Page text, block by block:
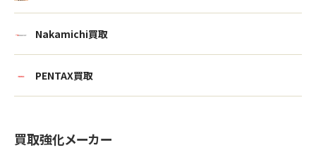
Nakamichi買取
PENTAX買取
買取強化メーカー